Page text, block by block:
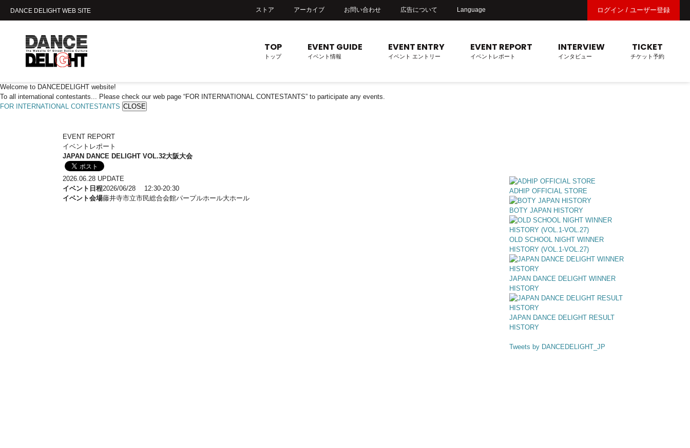
DANCE DELIGHT WEB SITE
TOP
トップ
EVENT GUIDE
イベント情報
EVENT ENTRY
イベント エントリー
EVENT REPORT
イベントレポート
INTERVIEW
インタビュー
TICKET
チケット予約
ストア アーカイブ お問い合わせ 広告について Language ログイン / ユーザー登録
Welcome to DANCEDELIGHT website!
To all international contestants... Please check our web page “FOR INTERNATIONAL CONTESTANTS” to participate any events.
FOR INTERNATIONAL CONTESTANTS CLOSE
EVENT REPORT
イベントレポート
JAPAN DANCE DELIGHT VOL.32大阪大会
2026.06.28 UPDATE
イベント日程2026/06/28 12:30-20:30
イベント会場藤井寺市立市民総合会館パープルホール大ホール
ADHIP OFFICIAL STORE
BOTY JAPAN HISTORY
OLD SCHOOL NIGHT WINNER
HISTORY (VOL.1-VOL.27)
JAPAN DANCE DELIGHT WINNER
HISTORY
JAPAN DANCE DELIGHT RESULT
HISTORY
Tweets by DANCEDELIGHT_JP